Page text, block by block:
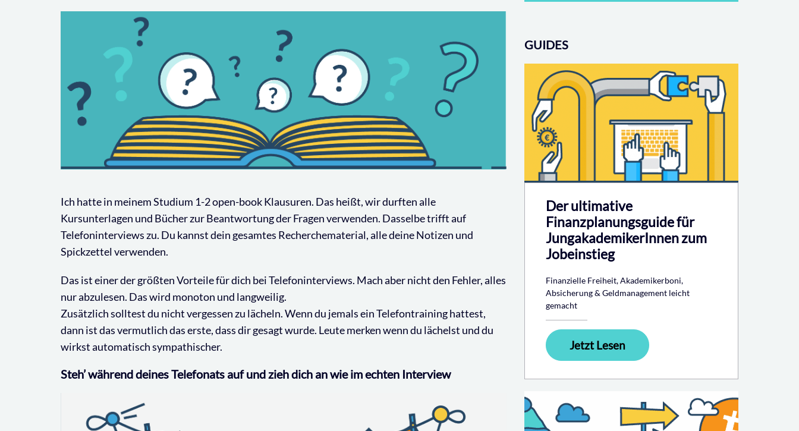
Ich hatte in meinem Studium 1-2 open-book Klausuren. Das heißt, wir durften alle
Kursunterlagen und Bücher zur Beantwortung der Fragen verwenden. Dasselbe trifft auf
Telefoninterviews zu. Du kannst dein gesamtes Recherchematerial, alle deine Notizen und
Spickzettel verwenden.
Das ist einer der größten Vorteile für dich bei Telefoninterviews. Mach aber nicht den Fehler, alles
nur abzulesen. Das wird monoton und langweilig.
Zusätzlich solltest du nicht vergessen zu lächeln. Wenn du jemals ein Telefontraining hattest,
dann ist das vermutlich das erste, dass dir gesagt wurde. Leute merken wenn du lächelst und du
wirkst automatisch sympathischer.
Steh’ während deines Telefonats auf und zieh dich an wie im echten Interview
GUIDES
Der ultimative
Finanzplanungsguide für
JungakademikerInnen zum
Jobeinstieg
Finanzielle Freiheit, Akademikerboni,
Absicherung & Geldmanagement leicht
gemacht
Jetzt Lesen